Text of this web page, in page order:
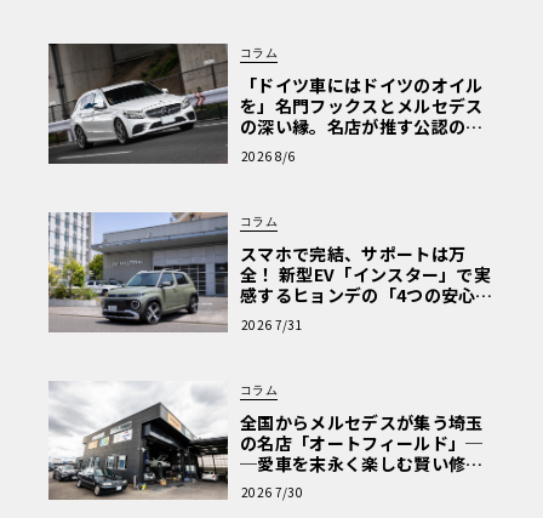
コラム
「ドイツ車にはドイツのオイル
を」名門フックスとメルセデス
の深い縁。名店が推す公認の安
心と、Cクラスで味わうシルキー
な走り〈PR〉
2026 8/6
コラム
スマホで完結、サポートは万
全！ 新型EV「インスター」で実
感するヒョンデの「4つの安心」
【第1回・ヒョンデ6つの疑問：
Why? Hyundai?】〈PR〉
2026 7/31
コラム
全国からメルセデスが集う埼玉
の名店「オートフィールド」─
─愛車を末永く楽しむ賢い修理
術と、プロがフックス製オイル
を選ぶ理由〈PR〉
2026 7/30